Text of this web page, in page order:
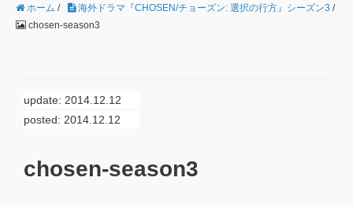
ホーム / 海外ドラマ『CHOSEN/チョーズン: 選択の行方』シーズン3 /
chosen-season3
update: 2014.12.12
posted: 2014.12.12
chosen-season3